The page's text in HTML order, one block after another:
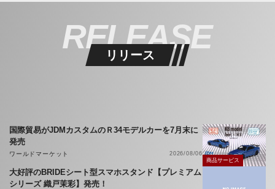
RELEASE
リリース
国際貿易がJDMカスタムのＲ34モデルカーを7月末に
発売
ワールドマーケット
2026/08/06
商品サービス
大好評のBRIDEシート型スマホスタンド【プレミアム
シリーズ 織戸茉彩】発売！